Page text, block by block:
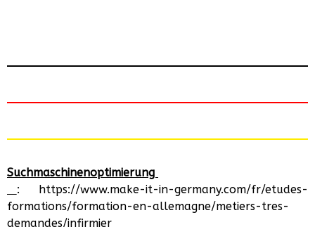
Suchmaschinenoptimierung
: https://www.make-it-in-germany.com/fr/etudes-
formations/formation-en-allemagne/metiers-tres-
demandes/infirmier